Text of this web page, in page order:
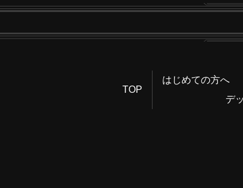
TOP
はじめての方へ
デ